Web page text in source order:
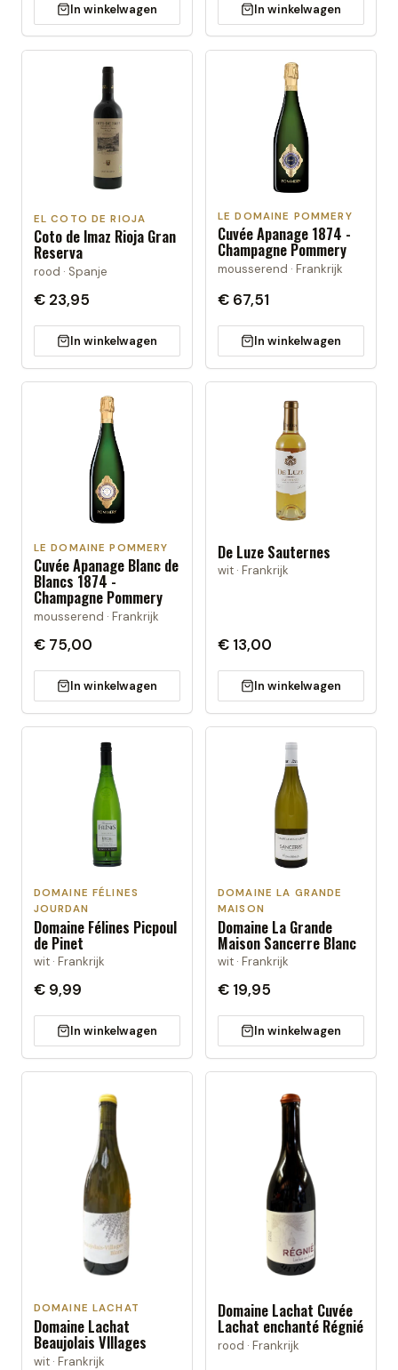
In winkelwagen In winkelwagen
EL COTO DE RIOJA
Coto de Imaz Rioja Gran
Reserva
rood · Spanje
€ 23,95
In winkelwagen
LE DOMAINE POMMERY
Cuvée Apanage 1874 -
Champagne Pommery
mousserend · Frankrijk
€ 67,51
In winkelwagen
LE DOMAINE POMMERY
Cuvée Apanage Blanc de
Blancs 1874 -
Champagne Pommery
mousserend · Frankrijk
€ 75,00
In winkelwagen
De Luze Sauternes
wit · Frankrijk
€ 13,00
In winkelwagen
DOMAINE FÉLINES
JOURDAN
Domaine Félines Picpoul
de Pinet
wit · Frankrijk
€ 9,99
In winkelwagen
DOMAINE LA GRANDE
MAISON
Domaine La Grande
Maison Sancerre Blanc
wit · Frankrijk
€ 19,95
In winkelwagen
DOMAINE LACHAT
Domaine Lachat
Beaujolais VIllages
wit · Frankrijk
Domaine Lachat Cuvée
Lachat enchanté Régnié
rood · Frankrijk